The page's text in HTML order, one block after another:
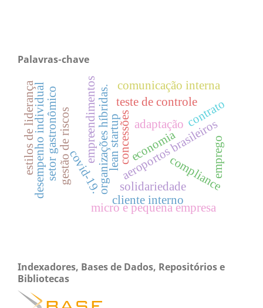
Palavras-chave
covid-19.
concessõesaeroportos brasileiros
organizações híbridas. teste de controle
gestão de riscos compliance
lean startup
setor gastronômico
micro e pequena empresa
adaptação
comunicação interna
solidariedade
empreendimentos economia emprego
contrato
cliente interno
desempenho individual
estilos de liderança
Indexadores, Bases de Dados, Repositórios e
Bibliotecas